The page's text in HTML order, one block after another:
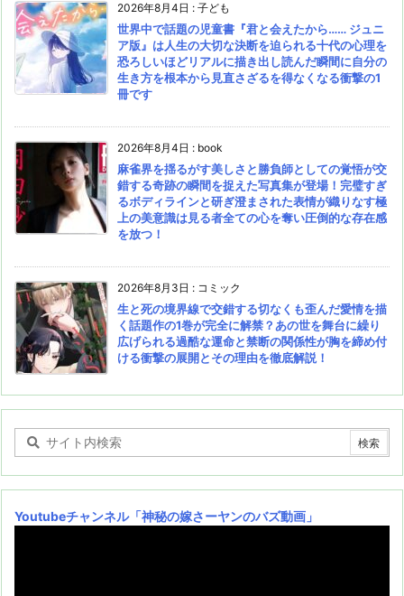
2026年8月4日 : 子ども
世界中で話題の児童書『君と会えたから…… ジュニ
ア版』は人生の大切な決断を迫られる十代の心理を
恐ろしいほどリアルに描き出し読んだ瞬間に自分の
生き方を根本から見直さざるを得なくなる衝撃の1
冊です
2026年8月4日 : book
麻雀界を揺るがす美しさと勝負師としての覚悟が交
錯する奇跡の瞬間を捉えた写真集が登場！完璧すぎ
るボディラインと研ぎ澄まされた表情が織りなす極
上の美意識は見る者全ての心を奪い圧倒的な存在感
を放つ！
2026年8月3日 : コミック
生と死の境界線で交錯する切なくも歪んだ愛情を描
く話題作の1巻が完全に解禁？あの世を舞台に繰り
広げられる過酷な運命と禁断の関係性が胸を締め付
ける衝撃の展開とその理由を徹底解説！
Youtubeチャンネル「神秘の嫁さーヤンのバズ動画」